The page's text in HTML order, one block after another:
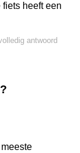
heeft een
antwoord